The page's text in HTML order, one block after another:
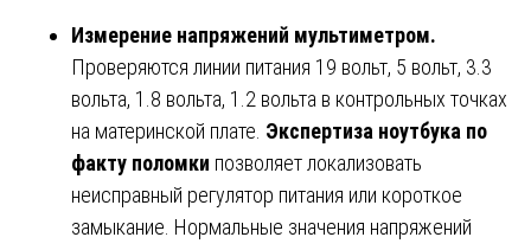
Измерение напряжений мультиметром.
Проверяются линии питания 19 вольт, 5 вольт, 3.3
вольта, 1.8 вольта, 1.2 вольта в контрольных точках
на материнской плате. Экспертиза ноутбука по
факту поломки позволяет локализовать
неисправный регулятор питания или короткое
замыкание. Нормальные значения напряжений